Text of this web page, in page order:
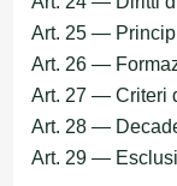
Art. 25 —
Art. 26 —
Art. 27 — Criteri
Art. 28 —
Art. 29 —